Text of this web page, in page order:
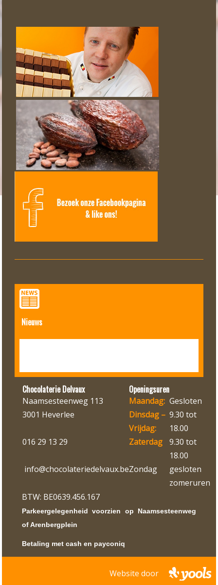
Nieuws
Chocolaterie Delvaux Openingsuren
Naamsesteenweg 113 Maandag: Gesloten
3001 Heverlee
Dinsdag –
Vrijdag:
9.30 tot
18.00
016 29 13 29
Zaterdag
9.30 tot
18.00
info@chocolateriedelvaux.beZondag
gesloten
zomeruren
BTW: BE0639.456.167
Parkeergelegenheid voorzien op Naamsesteenweg
of Arenbergplein
Betaling met cash en payconiq
Website door